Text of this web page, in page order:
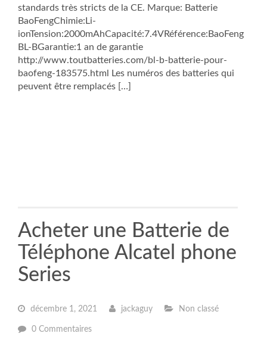
standards très stricts de la CE. Marque: Batterie
BaoFengChimie:Li-
ionTension:2000mAhCapacité:7.4VRéférence:BaoFeng
BL-BGarantie:1 an de garantie
http://www.toutbatteries.com/bl-b-batterie-pour-
baofeng-183575.html Les numéros des batteries qui
peuvent être remplacés […]
Acheter une Batterie de
Téléphone Alcatel phone
Series
décembre 1, 2021 jackaguy Non classé
0 Commentaires